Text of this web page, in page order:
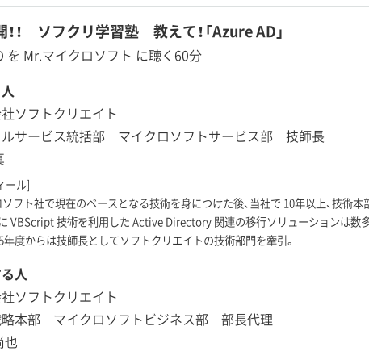
！！ ソフクリ学習塾 教えて！「Azure AD」
を Mr.マイクロソフト に聴く60分
ソフトクリエイト
ルサービス統括部 マイクロソフトサービス部 技師長
ール]
フト社で現在のベースとなる技術を身につけた後、当社で 10年以上、技術
VBScript 技術を利用した Active Directory 関連の移行ソリューションは数
年度からは技師長としてソフトクリエイトの技術部門を牽引。
人
ソフトクリエイト
本部 マイクロソフトビジネス部 部長代理
也